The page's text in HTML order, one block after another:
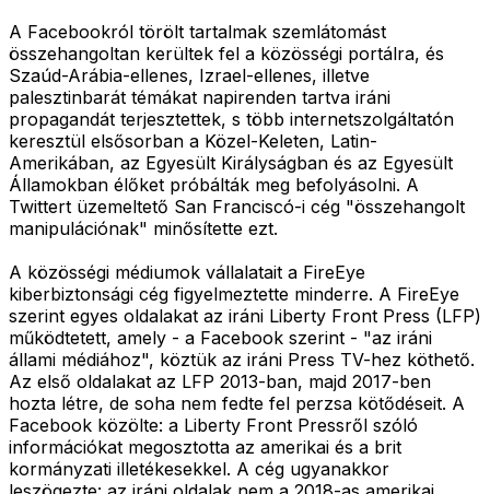
A Facebookról törölt tartalmak szemlátomást
összehangoltan kerültek fel a közösségi portálra, és
Szaúd-Arábia-ellenes, Izrael-ellenes, illetve
palesztinbarát témákat napirenden tartva iráni
propagandát terjesztettek, s több internetszolgáltatón
keresztül elsősorban a Közel-Keleten, Latin-
Amerikában, az Egyesült Királyságban és az Egyesült
Államokban élőket próbálták meg befolyásolni. A
Twittert üzemeltető San Franciscó-i cég "összehangolt
manipulációnak" minősítette ezt.
A közösségi médiumok vállalatait a FireEye
kiberbiztonsági cég figyelmeztette minderre. A FireEye
szerint egyes oldalakat az iráni Liberty Front Press (LFP)
működtetett, amely - a Facebook szerint - "az iráni
állami médiához", köztük az iráni Press TV-hez köthető.
Az első oldalakat az LFP 2013-ban, majd 2017-ben
hozta létre, de soha nem fedte fel perzsa kötődéseit. A
Facebook közölte: a Liberty Front Pressről szóló
információkat megosztotta az amerikai és a brit
kormányzati illetékesekkel. A cég ugyanakkor